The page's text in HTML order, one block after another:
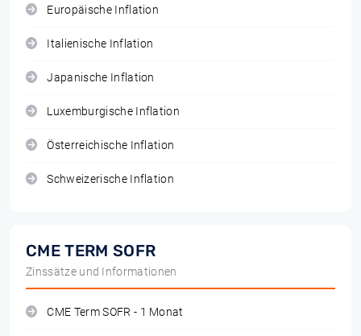
Europäische Inflation
Italienische Inflation
Japanische Inflation
Luxemburgische Inflation
Österreichische Inflation
Schweizerische Inflation
CME TERM SOFR
Zinssätze und Informationen
CME Term SOFR - 1 Monat